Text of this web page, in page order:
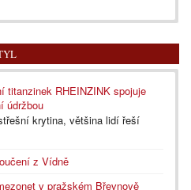
titanzinek RHEINZINK spojuje
údržbou
krytina, většina lidí řeší
z Vídně
v pražském Břevnově